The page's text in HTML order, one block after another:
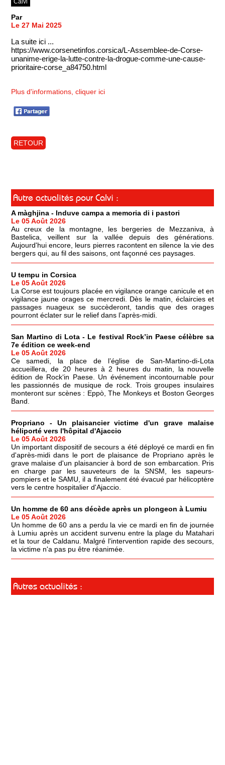
Calvi
Par
Le 27 Mai 2025
La suite ici ...
https://www.corsenetinfos.corsica/L-Assemblee-de-Corse-
unanime-erige-la-lutte-contre-la-drogue-comme-une-cause-
prioritaire-corse_a84750.html
Plus d'informations, cliquer ici
RETOUR
Autre actualités pour Calvi :
A màghjina - Induve campa a memoria di i pastori
Le 05 Août 2026
Au creux de la montagne, les bergeries de Mezzaniva, à
Bastelica, veillent sur la vallée depuis des générations.
Aujourd'hui encore, leurs pierres racontent en silence la vie des
bergers qui, au fil des saisons, ont façonné ces paysages.
U tempu in Corsica
Le 05 Août 2026
La Corse est toujours placée en vigilance orange canicule et en
vigilance jaune orages ce mercredi. Dès le matin, éclaircies et
passages nuageux se succèderont, tandis que des orages
pourront éclater sur le relief dans l’après-midi.
San Martino di Lota - Le festival Rock’in Paese célèbre sa
7e édition ce week-end
Le 05 Août 2026
Ce samedi, la place de l’église de San-Martino-di-Lota
accueillera, de 20 heures à 2 heures du matin, la nouvelle
édition de Rock‘in Paese. Un événement incontournable pour
les passionnés de musique de rock. Trois groupes insulaires
monteront sur scènes : Eppò, The Monkeys et Boston Georges
Band.
Propriano - Un plaisancier victime d'un grave malaise
héliporté vers l'hôpital d'Ajaccio
Le 05 Août 2026
Un important dispositif de secours a été déployé ce mardi en fin
d'après-midi dans le port de plaisance de Propriano après le
grave malaise d'un plaisancier à bord de son embarcation. Pris
en charge par les sauveteurs de la SNSM, les sapeurs-
pompiers et le SAMU, il a finalement été évacué par hélicoptère
vers le centre hospitalier d'Ajaccio.
Un homme de 60 ans décède après un plongeon à Lumiu
Le 05 Août 2026
Un homme de 60 ans a perdu la vie ce mardi en fin de journée
à Lumiu après un accident survenu entre la plage du Matahari
et la tour de Caldanu. Malgré l'intervention rapide des secours,
la victime n'a pas pu être réanimée.
Autres actualités :